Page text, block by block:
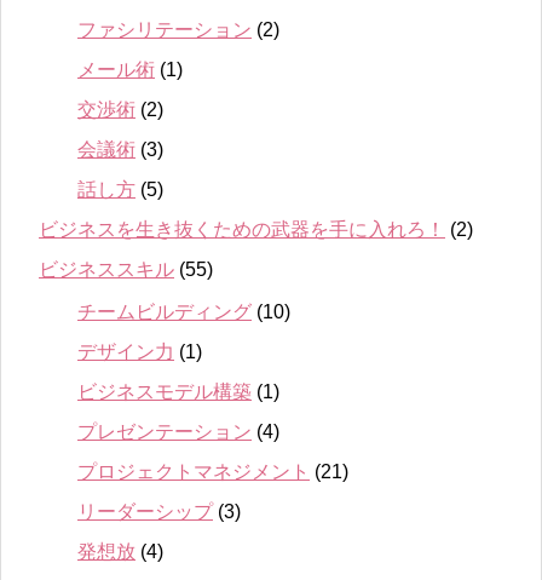
ファシリテーション (2)
メール術 (1)
交渉術 (2)
会議術 (3)
話し方 (5)
ビジネスを生き抜くための武器を手に入れろ！
(2)
ビジネススキル (55)
チームビルディング (10)
デザイン力 (1)
ビジネスモデル構築 (1)
プレゼンテーション (4)
プロジェクトマネジメント (21)
リーダーシップ(3)
発想放 (4)